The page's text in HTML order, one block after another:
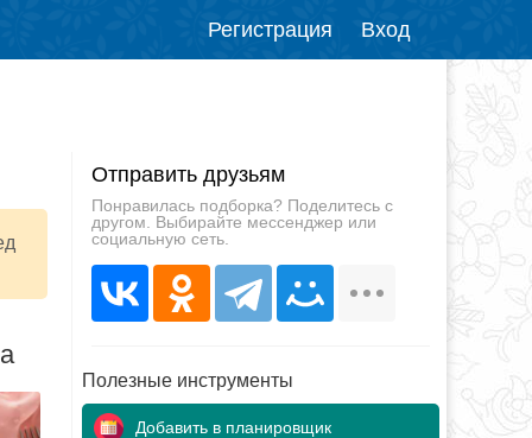
Регистрация Вход
Отправить друзьям
Понравилась подборка? Поделитесь с
другом. Выбирайте мессенджер или
социальную сеть.
Полезные инструменты
Добавить в планировщик